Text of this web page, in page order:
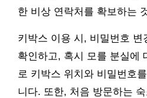
한 비상 연락처를 확보하는
키박스 이용 시, 비밀번호 변
확인하고, 혹시 모를 분실에
로 키박스 위치와 비밀번호
니다. 또한, 처음 방문하는